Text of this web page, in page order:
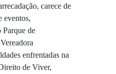
carece de
eventos,
Parque de
enfrentadas na
de Viver,